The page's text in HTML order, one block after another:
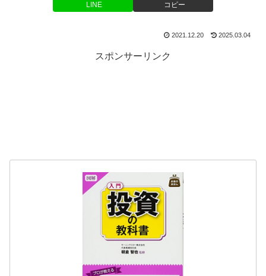
LINE コピー
2021.12.20 2025.03.04
スポンサーリンク